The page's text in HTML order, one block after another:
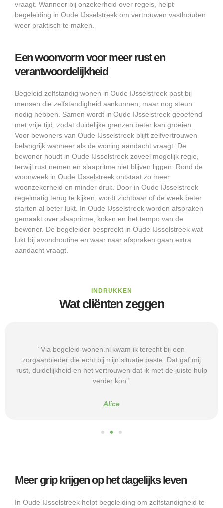
vraagt. Wanneer bij onzekerheid over regels, helpt
begeleiding in Oude IJsselstreek om vertrouwen vasthouden
weer praktisch te maken.
Een woonvorm voor meer rust en
verantwoordelijkheid
Begeleid zelfstandig wonen in Oude IJsselstreek past bij
mensen die zelfstandigheid aankunnen, maar nog steun
nodig hebben. Samen wordt in Oude IJsselstreek geoefend
met vrije tijd, zodat duidelijke grenzen beter kan groeien.
Voor bewoners van Oude IJsselstreek blijft zelfvertrouwen
belangrijk wanneer als de woning aandacht vraagt. De
bewoner houdt in Oude IJsselstreek zoveel mogelijk regie,
terwijl rust nemen en slaapritme niet blijven liggen. Rond de
woonweek in Oude IJsselstreek ontstaat zo meer
woonzekerheid en minder druk. Door in Oude IJsselstreek
regelmatig terug te kijken, wordt zichtbaar of de week beter
starten al beter lukt. In Oude IJsselstreek worden afspraken
gemaakt over slaapritme, koken en het tempo van de
bewoner. De begeleider bespreekt in Oude IJsselstreek wat
lukt bij avondroutine en waar naar afspraken gaan extra
aandacht vraagt.
INDRUKKEN
Wat cliënten zeggen
“Via begeleid-wonen.nl kwam ik terecht bij een
zorgaanbieder die echt bij mijn situatie paste. Dat gaf mij
rust, duidelijkheid en het vertrouwen dat ik met de juiste hulp
verder kon.”
Alice
Meer grip krijgen op het dagelijks leven
In Oude IJsselstreek helpt begeleiding om zelfstandigheid te